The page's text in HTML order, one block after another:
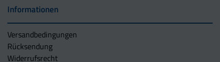
Informationen
Versandbedingungen
Rücksendung
Widerrufsrecht